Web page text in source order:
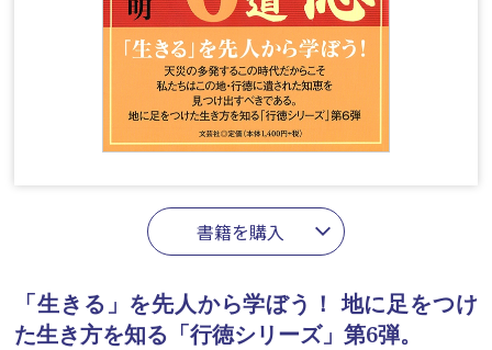
書籍を購入
「生きる」を先人から学ぼう！ 地に足をつけ
た生き方を知る「行徳シリーズ」第6弾。